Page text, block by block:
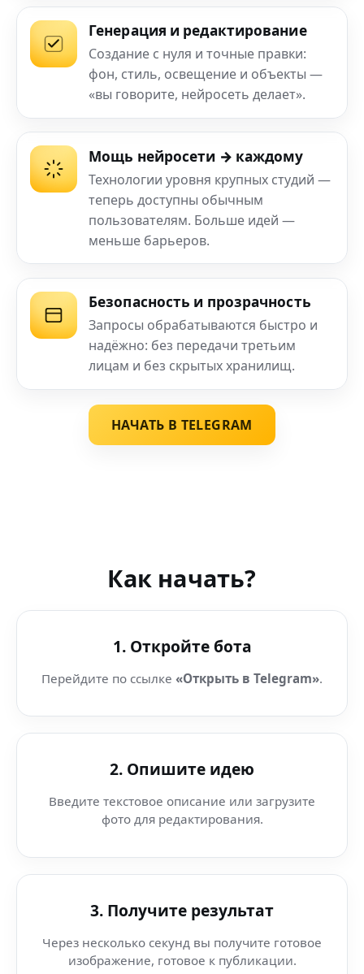
Генерация и редактирование
Создание с нуля и точные правки:
фон, стиль, освещение и объекты —
«вы говорите, нейросеть делает».
Мощь нейросети → каждому
Технологии уровня крупных студий —
теперь доступны обычным
пользователям. Больше идей —
меньше барьеров.
Безопасность и прозрачность
Запросы обрабатываются быстро и
надёжно: без передачи третьим
лицам и без скрытых хранилищ.
НАЧАТЬ В TELEGRAM
Как начать?
1. Откройте бота
Перейдите по ссылке «Открыть в Telegram».
2. Опишите идею
Введите текстовое описание или загрузите
фото для редактирования.
3. Получите результат
Через несколько секунд вы получите готовое
изображение, готовое к публикации.